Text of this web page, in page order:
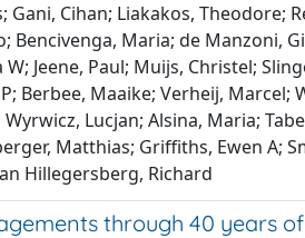
Cihan; Liakakos, Theodore;
Bencivenga, Maria; de Manzoni,
Jeene, Paul; Muijs, Christel;
Berbee, Maaike; Verheij,
Lucjan; Alsina, Maria;
Matthias; Griffiths, Ewen A;
Hillegersberg, Richard
through 40 years